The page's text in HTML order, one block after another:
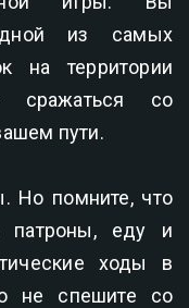
из самых
на территории
со
пути.
Но помните, что
патроны, еду и
ходы в
не спешите со